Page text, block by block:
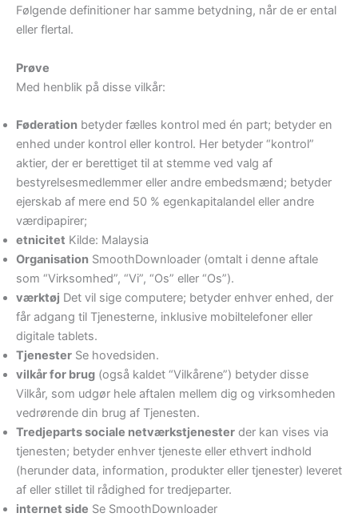
Følgende definitioner har samme betydning, når de er ental
eller flertal.
Prøve
Med henblik på disse vilkår:
Føderation betyder fælles kontrol med én part; betyder en
enhed under kontrol eller kontrol. Her betyder “kontrol”
aktier, der er berettiget til at stemme ved valg af
bestyrelsesmedlemmer eller andre embedsmænd; betyder
ejerskab af mere end 50 % egenkapitalandel eller andre
værdipapirer;
etnicitet Kilde: Malaysia
Organisation SmoothDownloader (omtalt i denne aftale
som “Virksomhed”, “Vi”, “Os” eller “Os”).
værktøj Det vil sige computere; betyder enhver enhed, der
får adgang til Tjenesterne, inklusive mobiltelefoner eller
digitale tablets.
Tjenester Se hovedsiden.
vilkår for brug (også kaldet “Vilkårene”) betyder disse
Vilkår, som udgør hele aftalen mellem dig og virksomheden
vedrørende din brug af Tjenesten.
Tredjeparts sociale netværkstjenester der kan vises via
tjenesten; betyder enhver tjeneste eller ethvert indhold
(herunder data, information, produkter eller tjenester) leveret
af eller stillet til rådighed for tredjeparter.
internet side Se SmoothDownloader